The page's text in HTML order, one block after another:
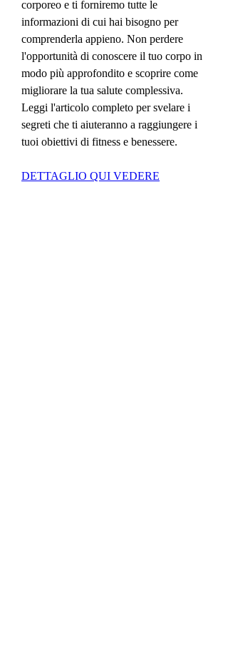
corporeo e ti forniremo tutte le
informazioni di cui hai bisogno per
comprenderla appieno. Non perdere
l'opportunità di conoscere il tuo corpo in
modo più approfondito e scoprire come
migliorare la tua salute complessiva.
Leggi l'articolo completo per svelare i
segreti che ti aiuteranno a raggiungere i
tuoi obiettivi di fitness e benessere.
DETTAGLIO QUI VEDERE